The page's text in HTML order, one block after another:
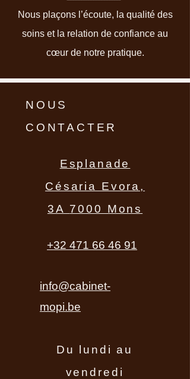
Nous plaçons l’écoute, la qualité des
soins et la relation de confiance au
cœur de notre pratique.
NOUS
CONTACTER
Esplanade
Césaria Evora,
3A 7000 Mons
+32 471 66 46 91
info@cabinet-
mopi.be
Du lundi au
vendredi